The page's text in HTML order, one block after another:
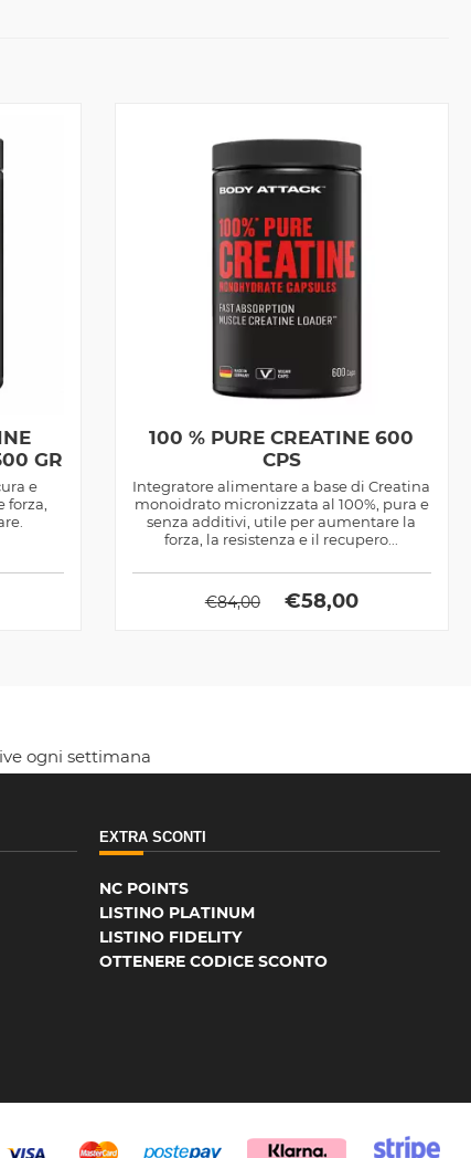
GR
e
100 % PURE CREATINE 600
CPS
Integratore alimentare a base di Creatina
monoidrato micronizzata al 100%, pura e
senza additivi, utile per aumentare la
forza, la resistenza e il recupero...
€84,00 €58,00
ogni settimana
EXTRA SCONTI
NC POINTS
LISTINO PLATINUM
LISTINO FIDELITY
OTTENERE CODICE SCONTO